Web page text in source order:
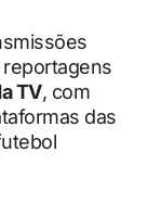
TV, com
das